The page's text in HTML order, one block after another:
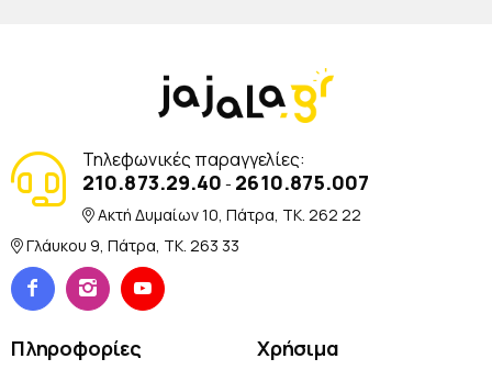
Τηλεφωνικές παραγγελίες:
210.873.29.40 - 2610.875.007
Ακτή Δυμαίων 10, Πάτρα, TK. 262 22
Γλάυκου 9, Πάτρα, TK. 263 33
Πληροφορίες Χρήσιμα